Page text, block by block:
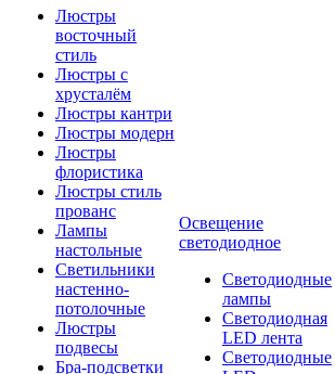
Люстры
восточный
стиль
Люстры с
хрусталём
Люстры кантри
Люстры модерн
Люстры
флористика
Люстры стиль
прованс
Лампы
настольные
Светильники
настенно-
потолочные
Люстры
подвесы
Бра-подсветки
Освещение
светодиодное
Светодиодные
лампы
Светодиодная
LED лента
Светодиодные